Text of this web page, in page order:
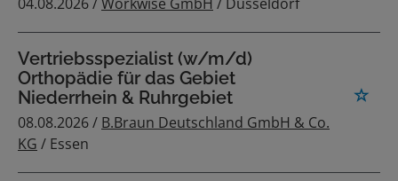
Vertriebsspezialist (w/m/d)
Orthopädie für das Gebiet
Niederrhein & Ruhrgebiet
08.08.2026 / B.Braun Deutschland GmbH & Co.
KG / Essen